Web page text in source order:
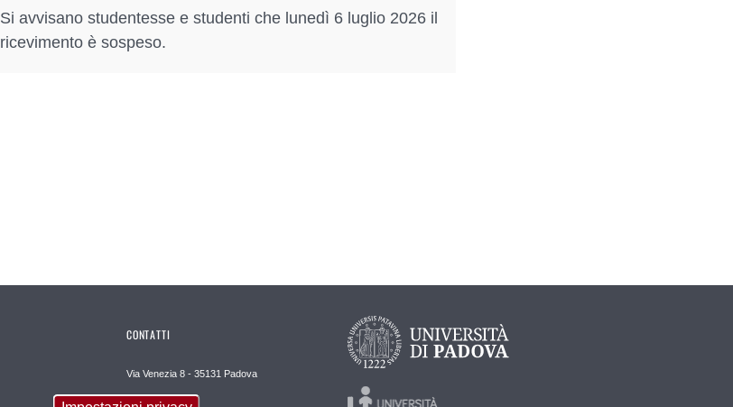
Si avvisano studentesse e studenti che lunedì 6 luglio 2026 il
ricevimento è sospeso.
CONTATTI
Via Venezia 8 - 35131 Padova